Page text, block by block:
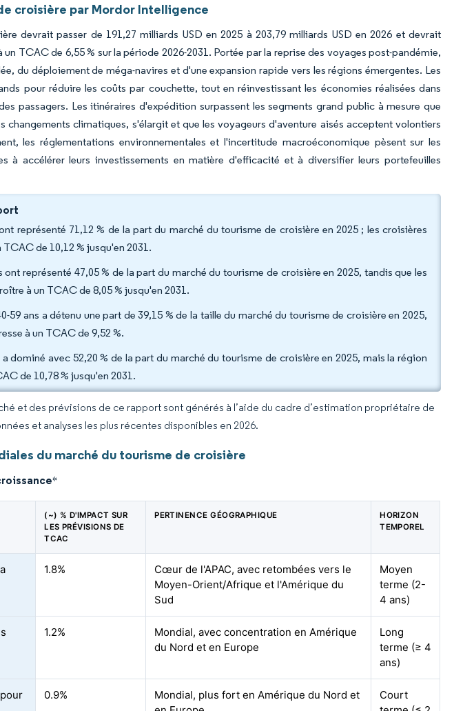
croisière par Mordor Intelligence
devrait passer de 191,27 milliards USD en 2025 à 203,79 milliards USD en 2026 et devrait
TCAC de 6,55 % sur la période 2026-2031. Portée par la reprise des voyages post-pandémie,
du déploiement de méga-navires et d'une expansion rapide vers les régions émergentes. Les
pour réduire les coûts par couchette, tout en réinvestissant les économies réalisées dans
passagers. Les itinéraires d'expédition surpassent les segments grand public à mesure que
changements climatiques, s'élargit et que les voyageurs d'aventure aisés acceptent volontiers
les réglementations environnementales et l'incertitude macroéconomique pèsent sur les
à accélérer leurs investissements en matière d'efficacité et à diversifier leurs portefeuilles
représenté 71,12 % de la part du marché du tourisme de croisière en 2025 ; les croisières
de 10,12 % jusqu'en 2031.
ont représenté 47,05 % de la part du marché du tourisme de croisière en 2025, tandis que les
à un TCAC de 8,05 % jusqu'en 2031.
59 ans a détenu une part de 39,15 % de la taille du marché du tourisme de croisière en 2025,
à un TCAC de 9,52 %.
dominé avec 52,20 % de la part du marché du tourisme de croisière en 2025, mais la région
de 10,78 % jusqu'en 2031.
et des prévisions de ce rapport sont générés à l’aide du cadre d’estimation propriétaire de
et analyses les plus récentes disponibles en 2026.
du marché du tourisme de croisière
*
(~) % D'IMPACT SUR
LES PRÉVISIONS DE
TCAC
PERTINENCE GÉOGRAPHIQUE
HORIZON
TEMPOREL
1.8%
Cœur de l'APAC, avec retombées vers le
Moyen-Orient/Afrique et l'Amérique du
Sud
Moyen
terme (2-
4 ans)
1.2%
Mondial, avec concentration en Amérique
du Nord et en Europe
Long
terme (≥ 4
ans)
0.9%
Mondial, plus fort en Amérique du Nord et
Court